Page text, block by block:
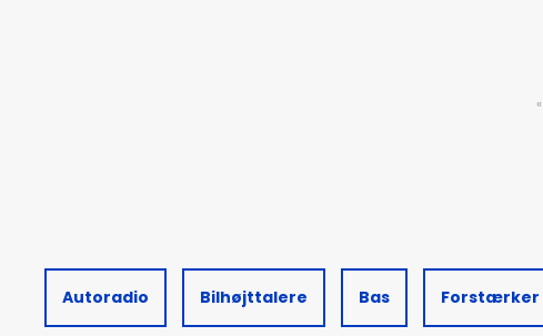
«
Autoradio Bilhøjttalere Bas Forstærker